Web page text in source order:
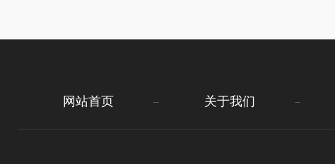
网站首页 关于我们